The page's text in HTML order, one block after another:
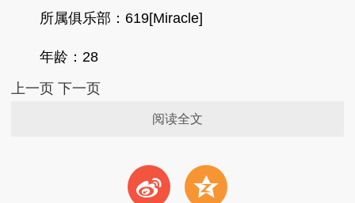
所属俱乐部：619[Miracle]
年龄：28
上一页 下一页
阅读全文
t z